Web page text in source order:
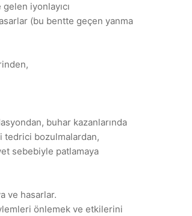
iyonlayıcı
(bu bentte geçen yanma
buhar kazanlarında
tedrici bozulmalardan,
sebebiyle patlamaya
ve hasarlar.
önlemek ve etkilerini